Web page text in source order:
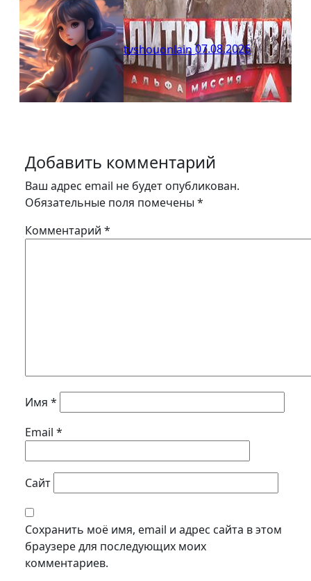
tvshouonlain07.08.2026
Добавить комментарий
Ваш адрес email не будет опубликован.
Обязательные поля помечены *
Комментарий *
Имя *
Email *
Сайт
Сохранить моё имя, email и адрес сайта в этом
браузере для последующих моих
комментариев.